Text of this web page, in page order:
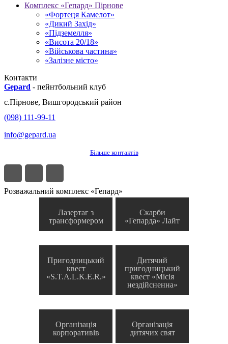
Комплекс «Гепард» Пірнове
«Фортеця Камелот»
«Дикий Захід»
«Підземелля»
«Висота 20/18»
«Військова частина»
«Залізне місто»
Контакти
Gepard - пейнтбольний клуб
с.Пірнове, Вишгородський район
(098) 111-99-11
info@gepard.ua
Більше контактів
Розважальний комплекс «Гепард»
Лазертаг з
трансформером
Скарби
«Гепарда» Лайт
Пригодницький
квест
«S.T.A.L.K.E.R.»
Дитячий
пригодницький
квест «Місія
нездійсненна»
Організація
корпоративів
Організація
дитячих свят